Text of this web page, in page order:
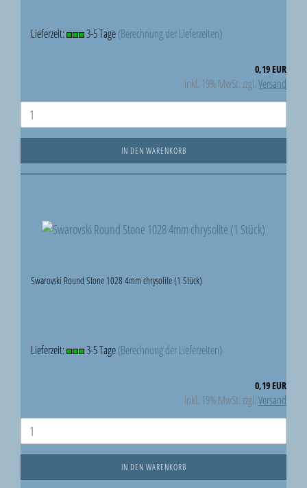
Lieferzeit: 3-5 Tage(Berechnung der Lieferzeiten)
0,19 EUR
inkl. 19% MwSt. zzgl.Versand
IN DEN WARENKORB
Swarovski Round Stone 1028 4mm chrysolite (1 Stück)
Lieferzeit: 3-5 Tage(Berechnung der Lieferzeiten)
0,19 EUR
inkl. 19% MwSt. zzgl.Versand
IN DEN WARENKORB